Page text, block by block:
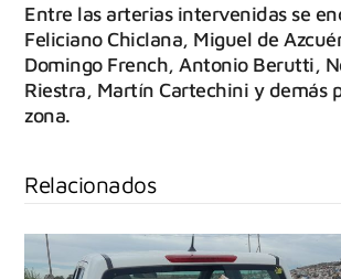
Entre las arterias intervenidas se
Feliciano Chiclana, Miguel de
Domingo French, Antonio Berutti,
Riestra, Martín Cartechini y demás
zona.
Relacionados